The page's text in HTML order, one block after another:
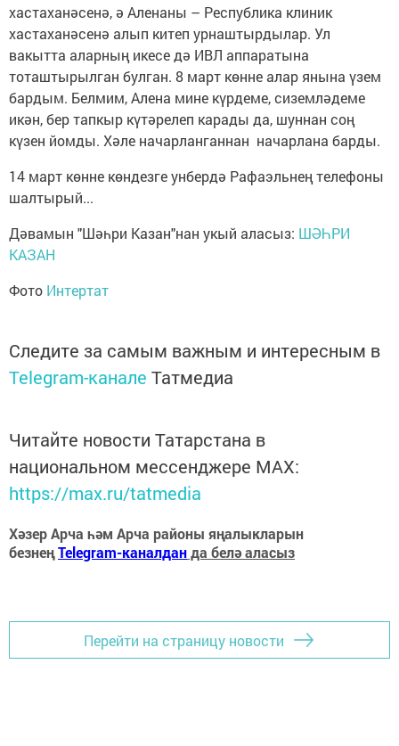
хастаханәсенә, ә Аленаны – Республика клиник
хастаханәсенә алып китеп урнаштырдылар. Ул
вакытта аларның икесе дә ИВЛ аппаратына
тоташтырылган булган. 8 март көнне алар янына үзем
бардым. Белмим, Алена мине күрдеме, сиземләдеме
икән, бер тапкыр күтәрелеп карады да, шуннан соң
күзен йомды. Хәле начарланганнан начарлана барды.
14 март көнне көндезге унбердә Рафаэльнең телефоны
шалтырый...
Дәвамын "Шәһри Казан"нан укый аласыз: ШӘҺРИ
КАЗАН
Фото Интертат
Следите за самым важным и интересным в
Telegram-канале Татмедиа
Читайте новости Татарстана в
национальном мессенджере MАХ:
https://max.ru/tatmedia
Хәзер Арча һәм Арча районы яңалыкларын
безнеңTelegram-каналданда белә аласыз
Перейти на страницу новости